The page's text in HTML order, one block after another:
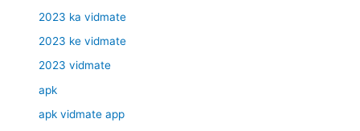
2023 ka vidmate
2023 ke vidmate
2023 vidmate
apk
apk vidmate app